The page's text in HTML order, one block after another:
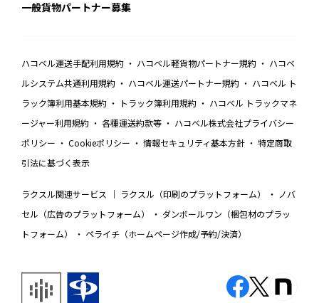
一般貨物パートナー募集
ハコベル運送手配利用規約 ハコベル軽貨物パートナー規約
ハコベ
ルシステム共通利用規約
ハコベル運送パートナー規約
ハコベル ト
ラック簿利用基本規約
トラック簿利用規約
ハコベル トラックマネ
ージャー利用規約
各種運送約款等
ハコベル株式会社プライバシー
ポリシー
Cookieポリシー 情報セキュリティ基本方針
特定商取
引法に基づく表示
ラクスル関連サービス ラクスル（印刷のプラットフォーム）
ノバ
セル（広告のプラットフォーム）
ダンボールワン（梱包材のプラッ
トフォーム）
ペライチ（ホームページ作成/予約/決済）